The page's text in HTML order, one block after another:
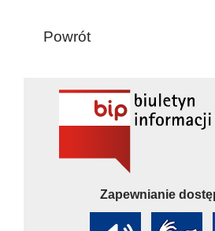
Powrót
Zapewnianie